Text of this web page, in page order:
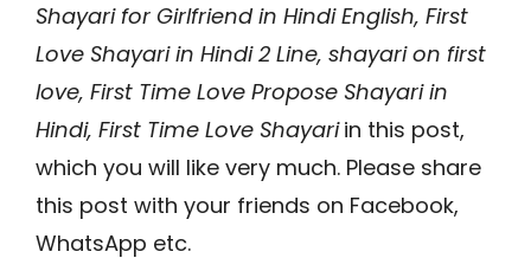
Shayari for Girlfriend in Hindi English, First
Love Shayari in Hindi 2 Line, shayari on first
love, First Time Love Propose Shayari in
Hindi, First Time Love Shayari in this post,
which you will like very much. Please share
this post with your friends on Facebook,
WhatsApp etc.